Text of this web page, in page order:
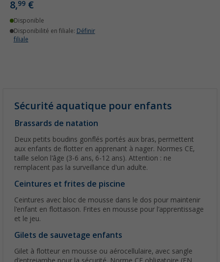
8,99 €
Disponible
Disponibilité en filiale: Définir
filiale
Sécurité aquatique pour enfants
Brassards de natation
Deux petits boudins gonflés portés aux bras, permettent
aux enfants de flotter en apprenant à nager. Normes CE,
taille selon l'âge (3-6 ans, 6-12 ans). Attention : ne
remplacent pas la surveillance d'un adulte.
Ceintures et frites de piscine
Ceintures avec bloc de mousse dans le dos pour maintenir
l'enfant en flottaison. Frites en mousse pour l'apprentissage
et le jeu.
Gilets de sauvetage enfants
Gilet à flotteur en mousse ou aérocellulaire, avec sangle